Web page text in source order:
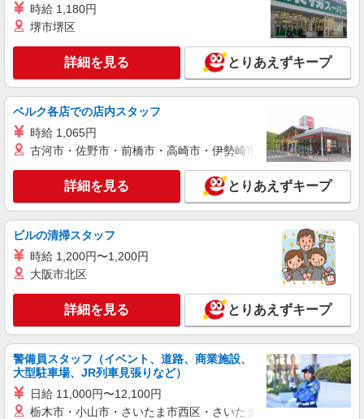
アルバイト パート
VALERIANE ROOM903
ファッションアドバイザー
［アルバイト・パート］時給1,200円〜1,500円
※経験・能力・勤務条件により時給優遇あり 支払
方法：月1回 交通費：別途一部支給 ※規定あり
千葉県船橋市浜町2-1-1 ららぽーとTOKYO-
キープ 詳細を見る
パート
DESCENTE
アパレル販売スタッフ
［アルバイト・パート］時給1,200円〜1,300円
※これまでの経験によって決定いたします ※交通
費別途支給 DESCENTEを知らないという方も、
SNSをご覧ください！
千葉県船橋市浜町2-1-1 ららぽーとTOKYO-
BAY
キープ 詳細を見る
アルバイト パート
ローリーズファーム
販売スタッフ
時給 1,180円
堺市堺区
詳細を見る とりあえずキープ
ベルク各店での店内スタッフ
時給 1,065円
古河市・佐野市・前橋市・高崎市・伊勢崎市・太田市・館林市
詳細を見る とりあえずキープ
ビルの清掃スタッフ
時給 1,200円〜1,200円
大阪市北区
詳細を見る とりあえずキープ
警備員スタッフ（イベント、道路、商業施設、
大型駐車場、JR列車見張りなど）
日給 11,000円〜12,100円
栃木市・小山市・さいたま市西区・さいたま市岩槻区・久喜市・